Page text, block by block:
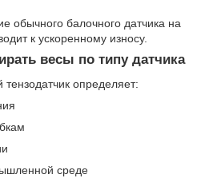
обычного балочного датчика на
к ускоренному износу.
весы по типу датчика
определяет:
среде